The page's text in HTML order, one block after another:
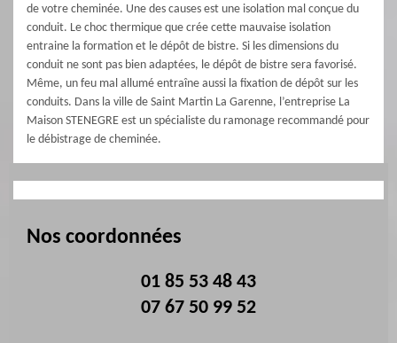
de votre cheminée. Une des causes est une isolation mal conçue du
conduit. Le choc thermique que crée cette mauvaise isolation
entraine la formation et le dépôt de bistre. Si les dimensions du
conduit ne sont pas bien adaptées, le dépôt de bistre sera favorisé.
Même, un feu mal allumé entraîne aussi la fixation de dépôt sur les
conduits. Dans la ville de Saint Martin La Garenne, l’entreprise La
Maison STENEGRE est un spécialiste du ramonage recommandé pour
le débistrage de cheminée.
Nos coordonnées
01 85 53 48 43
07 67 50 99 52